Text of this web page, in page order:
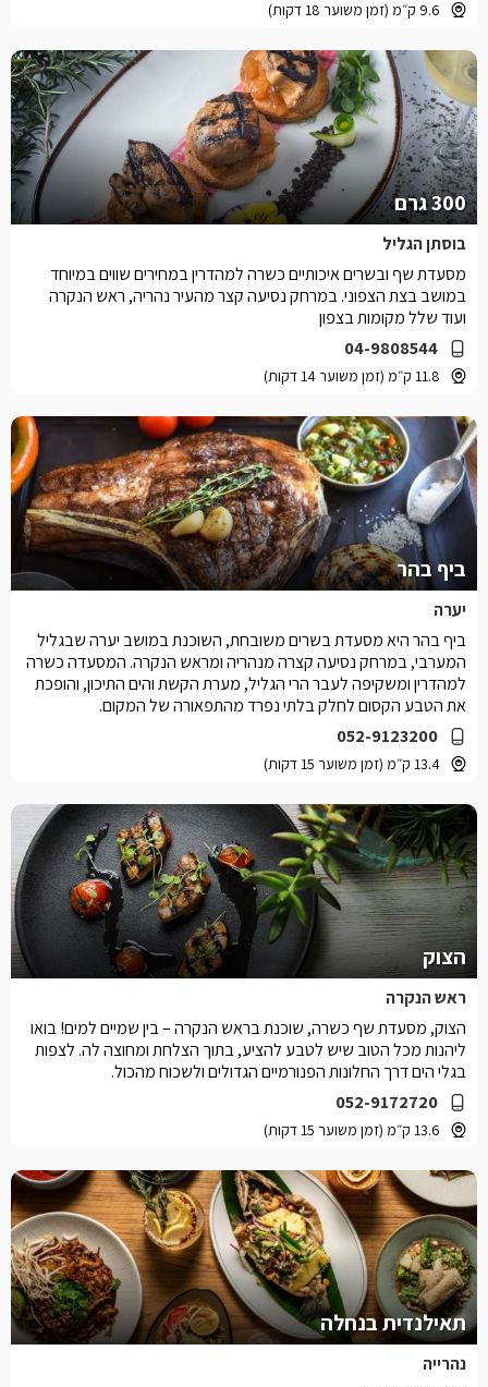
9.6 ק״מ (זמן משוער 18 דקות)
300 גרם
בוסתן הגליל
04-9808544
11.8 ק״מ (זמן משוער 14 דקות)
מסעדת שף ובשרים איכותיים כשרה למהדרין במחירים שווים במיוחד
במושב בצת הצפוני. במרחק נסיעה קצר מהעיר נהריה, ראש הנקרה
ועוד שלל מקומות בצפון
ביף בהר
יערה
052-9123200
13.4 ק״מ (זמן משוער 15 דקות)
ביף בהר היא מסעדת בשרים משובחת, השוכנת במושב יערה שבגליל
המערבי, במרחק נסיעה קצרה מנהריה ומראש הנקרה. המסעדה כשרה
למהדרין ומשקיפה לעבר הרי הגליל, מערת הקשת והים התיכון, והופכת
את הטבע הקסום לחלק בלתי נפרד מהתפאורה של המקום.
הצוק
ראש הנקרה
052-9172720
13.6 ק״מ (זמן משוער 15 דקות)
הצוק, מסעדת שף כשרה, שוכנת בראש הנקרה – בין שמיים למים! בואו
ליהנות מכל הטוב שיש לטבע להציע, בתוך הצלחת ומחוצה לה. לצפות
בגלי הים דרך החלונות הפנורמיים הגדולים ולשכוח מהכול.
תאילנדית בנחלה
נהרייה